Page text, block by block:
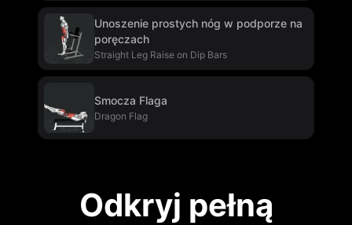
Unoszenie prostych nóg w podporze na
poręczach
Straight Leg Raise on Dip Bars
Smocza Flaga
Dragon Flag
Odkryj pełną